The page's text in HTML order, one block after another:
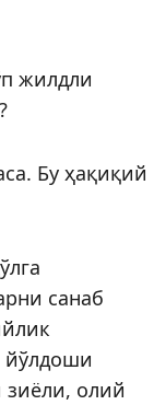
жилд­­ли
Бу ҳақиқий
санаб
йўлдоши
зиёли, олий